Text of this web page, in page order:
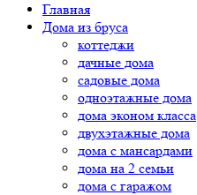
Главная
Дома из бруса
коттеджи
дачные дома
садовые дома
одноэтажные дома
дома эконом класса
двухэтажные дома
дома с мансардами
дома на 2 семьи
дома с гаражом